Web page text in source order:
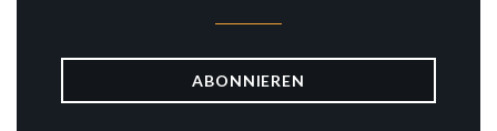
ABONNIEREN